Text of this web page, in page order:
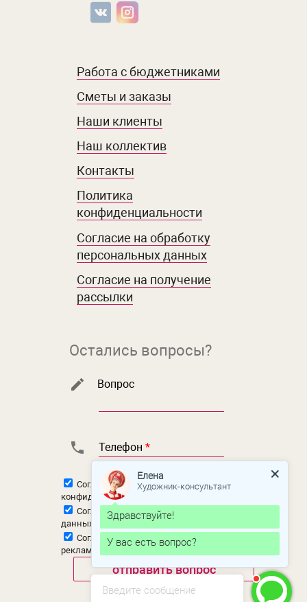
Работа с бюджетниками
Сметы и заказы
Наши клиенты
Наш коллектив
Контакты
Политика
конфиденциальности
Согласие на обработку
персональных данных
Согласие на получение
рассылки
Остались вопросы?
Вопрос
Телефон *
Согласен сполитикой
конфиденциальности
Согласен на обработку персональных
данных
Согласен наполучение новостной и
рекламной рассылки
Введите сообщение
Елена
Художник-консультант
Здравствуйте!
У вас есть вопрос?